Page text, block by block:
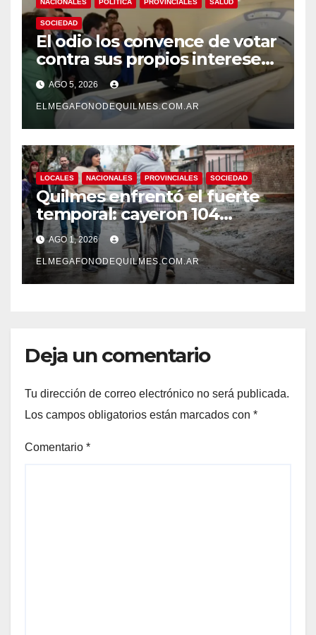
NACIONALES POLÍTICA PROVINCIALES SALUD
SOCIEDAD
El odio los convence de votar
contra sus propios intereses.
Una Sociedad atrapada en la
grieta
AGO 5, 2026
ELMEGAFONODEQUILMES.COM.AR
LOCALES NACIONALES PROVINCIALES SOCIEDAD
Quilmes enfrentó el fuerte
temporal: cayeron 104
milímetros de lluvia en 24
horas.
AGO 1, 2026
ELMEGAFONODEQUILMES.COM.AR
Deja un comentario
Tu dirección de correo electrónico no será publicada.
Los campos obligatorios están marcados con *
Comentario *